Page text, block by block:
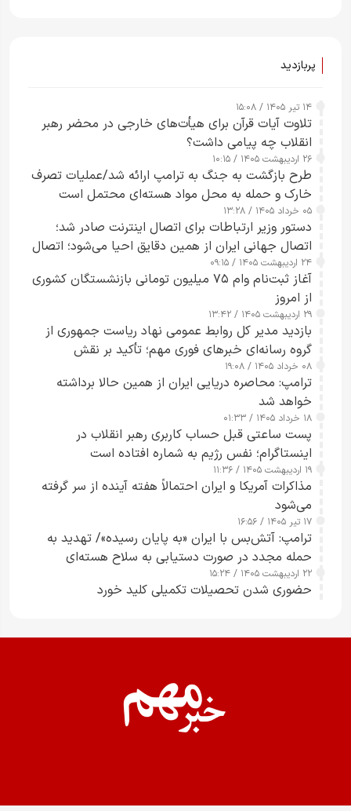
پربازدید
۱۴ تیر ۱۴۰۵ / ۱۵:۰۸
تلاوت آیات قرآن برای هیأت‌های خارجی در محضر رهبر
انقلاب چه پیامی داشت؟
۲۶ اردیبهشت ۱۴۰۵ / ۱۰:۱۵
طرح‌ بازگشت به جنگ به ترامپ ارائه شد/عملیات تصرف
خارک و حمله به محل مواد هسته‌ای محتمل است
۰۵ خرداد ۱۴۰۵ / ۱۳:۲۸
دستور وزیر ارتباطات برای اتصال اینترنت صادر شد؛
اتصال جهانی ایران از همین دقایق احیا می‌شود؛ اتصال
کامل مردم تا ۲۴ ساعت آینده
۲۴ اردیبهشت ۱۴۰۵ / ۰۹:۱۵
آغاز ثبت‌نام وام ۷۵ میلیون تومانی بازنشستگان کشوری
از امروز
۲۹ اردیبهشت ۱۴۰۵ / ۱۳:۴۲
بازدید مدیر کل روابط عمومی نهاد ریاست جمهوری از
گروه رسانه‌ای خبرهای فوری مهم؛ تأکید بر نقش
رسانه‌های هوشمند و مسئول در ارتقای آگاهی عمومی
۰۸ خرداد ۱۴۰۵ / ۱۹:۰۸
ترامپ: محاصره دریایی ایران از همین حالا برداشته
خواهد شد
۱۸ خرداد ۱۴۰۵ / ۰۱:۳۳
پست ساعتی قبل حساب کاربری رهبر انقلاب در
اینستاگرام؛ نفس رژیم به شماره افتاده است​
۱۹ اردیبهشت ۱۴۰۵ / ۱۱:۳۶
مذاکرات آمریکا و ایران احتمالاً هفته آینده از سر گرفته
می‌شود
۱۷ تیر ۱۴۰۵ / ۱۶:۵۶
ترامپ: آتش‌بس با ایران «به پایان رسیده»/ تهدید به
حمله مجدد در صورت دستیابی به سلاح هسته‌ای
۲۲ اردیبهشت ۱۴۰۵ / ۱۵:۲۴
حضوری شدن تحصیلات تکمیلی کلید خورد